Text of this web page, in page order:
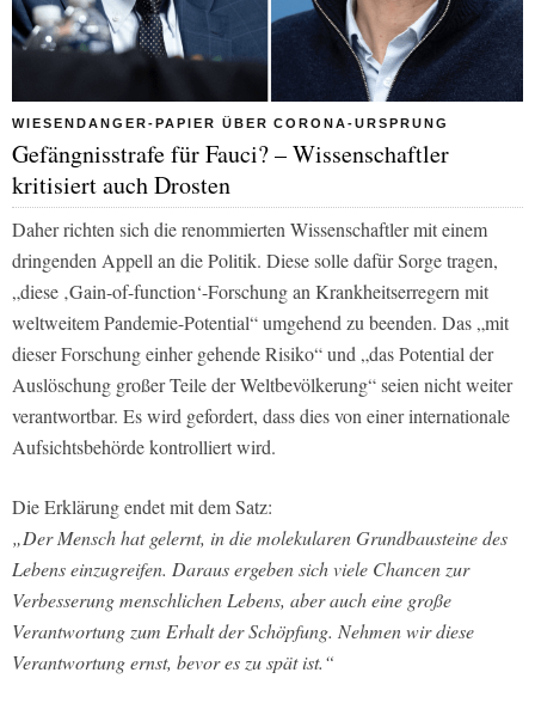
WIESENDANGER-PAPIER ÜBER CORONA-URSPRUNG
Gefängnisstrafe für Fauci? – Wissenschaftler
kritisiert auch Drosten
Daher richten sich die renommierten Wissenschaftler mit einem
dringenden Appell an die Politik. Diese solle dafür Sorge tragen,
„diese ‚Gain-of-function‘-Forschung an Krankheitserregern mit
weltweitem Pandemie-Potential“ umgehend zu beenden. Das „mit
dieser Forschung einher gehende Risiko“ und „das Potential der
Auslöschung großer Teile der Weltbevölkerung“ seien nicht weiter
verantwortbar. Es wird gefordert, dass dies von einer internationale
Aufsichtsbehörde kontrolliert wird.
Die Erklärung endet mit dem Satz:
„Der Mensch hat gelernt, in die molekularen Grundbausteine des
Lebens einzugreifen. Daraus ergeben sich viele Chancen zur
Verbesserung menschlichen Lebens, aber auch eine große
Verantwortung zum Erhalt der Schöpfung. Nehmen wir diese
Verantwortung ernst, bevor es zu spät ist.“